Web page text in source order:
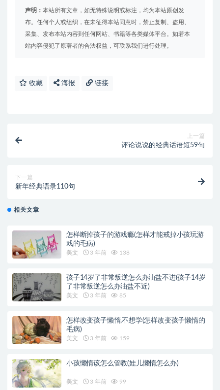
声明： 本站所有文章，如无特殊说明或标注，均为本站原创发
布。任何个人或组织，在未征得本站同意时，禁止复制、盗用、
采集、发布本站内容到任何网站、书籍等各类媒体平台。如若本
站内容侵犯了原著者的合法权益，可联系我们进行处理。
收藏 海报 链接
上一篇
评论说说的经典话语短59句
下一篇
新年经典语录110句
相关文章
怎样断掉孩子的游戏瘾(怎样才能戒掉小孩玩游
戏的毛病)
美文 3 年前 138
孩子14岁了非常叛逆怎么办油盐不进(孩子14岁
了非常叛逆怎么办油盐不近)
美文 3 年前 85
怎样改变孩子懒惰,不想学(怎样改变孩子懒惰的
毛病)
美文 3 年前 159
小孩懒惰该怎么管教(娃儿懒惰怎么办)
美文 3 年前 99